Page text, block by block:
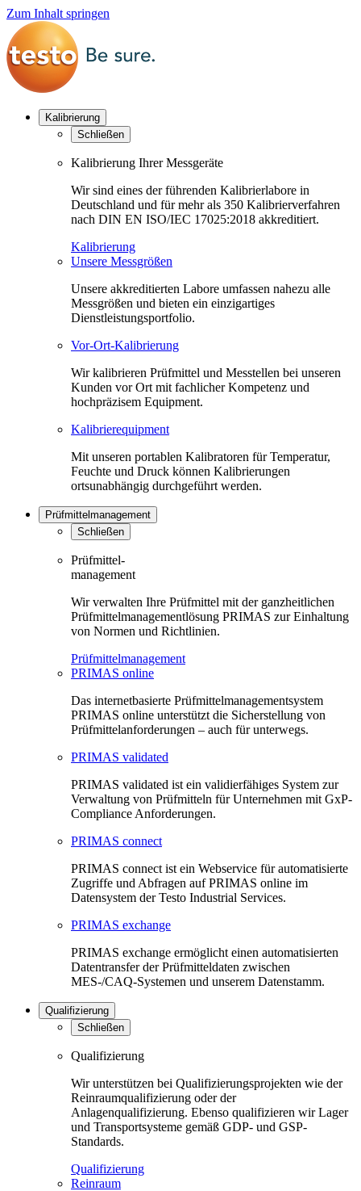
Zum Inhalt springen
Kalibrierung
Schließen
Kalibrierung Ihrer Messgeräte
Wir sind eines der führenden Kalibrierlabore in
Deutschland und für mehr als 350 Kalibrierverfahren
nach DIN EN ISO/IEC 17025:2018 akkreditiert.
Kalibrierung
Unsere Messgrößen
Unsere akkreditierten Labore umfassen nahezu alle
Messgrößen und bieten ein einzigartiges
Dienstleistungsportfolio.
Vor-Ort-Kalibrierung
Wir kalibrieren Prüfmittel und Messtellen bei unseren
Kunden vor Ort mit fachlicher Kompetenz und
hochpräzisem Equipment.
Kalibrierequipment
Mit unseren portablen Kalibratoren für Temperatur,
Feuchte und Druck können Kalibrierungen
ortsunabhängig durchgeführt werden.
Prüfmittelmanagement
Schließen
Prüfmittel-
management
Wir verwalten Ihre Prüfmittel mit der ganzheitlichen
Prüfmittelmanagementlösung PRIMAS zur Einhaltung
von Normen und Richtlinien.
Prüfmittelmanagement
PRIMAS online
Das internetbasierte Prüfmittelmanagementsystem
PRIMAS online unterstützt die Sicherstellung von
Prüfmittelanforderungen – auch für unterwegs.
PRIMAS validated
PRIMAS validated ist ein validierfähiges System zur
Verwaltung von Prüfmitteln für Unternehmen mit GxP-
Compliance Anforderungen.
PRIMAS connect
PRIMAS connect ist ein Webservice für automatisierte
Zugriffe und Abfragen auf PRIMAS online im
Datensystem der Testo Industrial Services.
PRIMAS exchange
PRIMAS exchange ermöglicht einen automatisierten
Datentransfer der Prüfmitteldaten zwischen
MES-/CAQ-Systemen und unserem Datenstamm.
Qualifizierung
Schließen
Qualifizierung
Wir unterstützen bei Qualifizierungsprojekten wie der
Reinraumqualifizierung oder der
Anlagenqualifizierung. Ebenso qualifizieren wir Lager
und Transportsysteme gemäß GDP- und GSP-
Standards.
Qualifizierung
Reinraum